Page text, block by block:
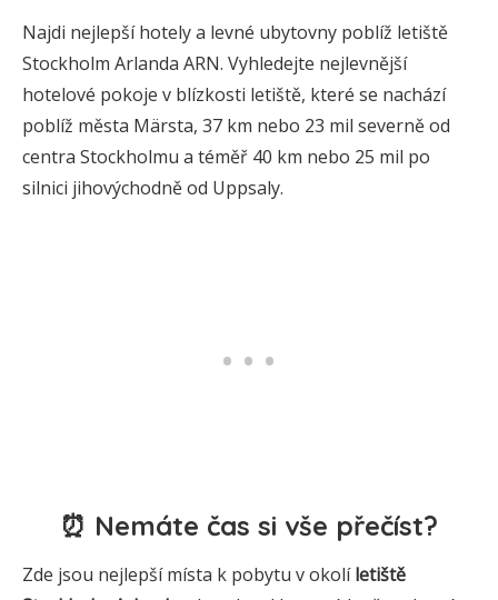
Najdi nejlepší hotely a levné ubytovny poblíž letiště
Stockholm Arlanda ARN. Vyhledejte nejlevnější
hotelové pokoje v blízkosti letiště, které se nachází
poblíž města Märsta, 37 km nebo 23 mil severně od
centra Stockholmu a téměř 40 km nebo 25 mil po
silnici jihovýchodně od Uppsaly.
⏰ Nemáte čas si vše přečíst?
Zde jsou nejlepší místa k pobytu v okolíletiště